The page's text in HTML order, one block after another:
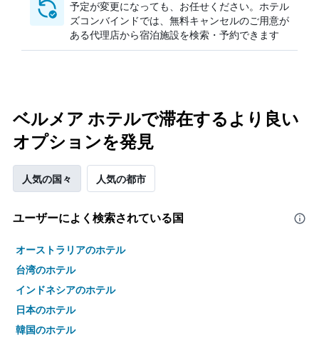
予定が変更になっても、お任せください。ホテル
ズコンバインドでは、無料キャンセルのご用意が
ある代理店から宿泊施設を検索・予約できます
ベルメア ホテルで滞在するより良い
オプションを発見
人気の国々 人気の都市
ユーザーによく検索されている国
オーストラリアのホテル
台湾のホテル
インドネシアのホテル
日本のホテル
韓国のホテル